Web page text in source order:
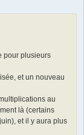
pour plusieurs
et un nouveau
au
là (certains
et il y aura plus